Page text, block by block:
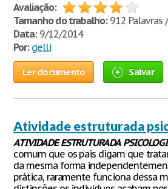
Avaliação:
Tamanho do trabalho:912 Palavras
Data:9/12/2014
Por: gelli
Ler documento Salvar
Atividade estruturada
ATIVIDADE ESTRUTURADA
comum que os pais digam que
da mesma forma
prática, raramente funciona dessa